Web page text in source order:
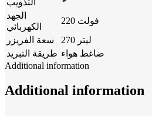
الجهد
الكهربائي
220 فولت
سعة الفريزر
270 ليتر
طريقة التبريد ضاغط هواء
Additional information
Additional information